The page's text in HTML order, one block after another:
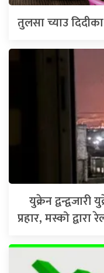
तुलसा च्याउ
युक्रेन द्वन्द्वजारी
प्रहार, मस्को